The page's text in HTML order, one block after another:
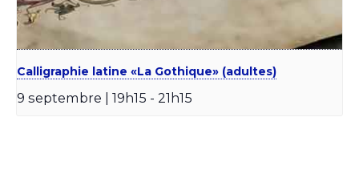
Calligraphie latine «La Gothique» (adultes)
9 septembre | 19h15 - 21h15